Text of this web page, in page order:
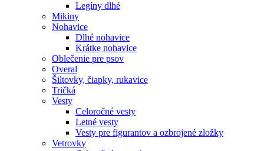
Legíny dlhé
Mikiny
Nohavice
Dlhé nohavice
Krátke nohavice
Oblečenie pre psov
Overal
Šiltovky, čiapky, rukavice
Tričká
Vesty
Celoročné vesty
Letné vesty
Vesty pre figurantov a ozbrojené zložky
Vetrovky